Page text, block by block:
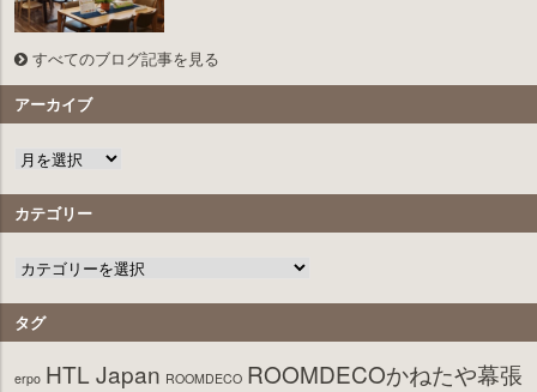
すべてのブログ記事を見る
アーカイブ
カテゴリー
タグ
erpo HTL Japan ROOMDECO ROOMDECOかねたや幕張